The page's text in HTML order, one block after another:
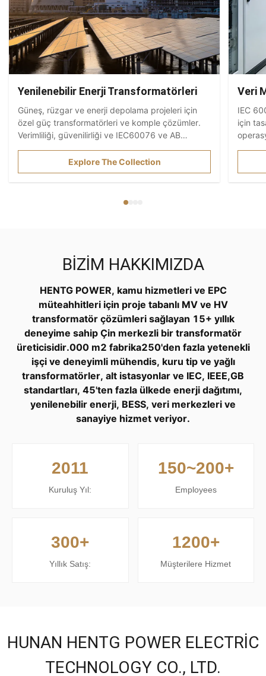
Yenilenebilir Enerji Transformatörleri
Güneş, rüzgar ve enerji depolama projeleri için
özel güç transformatörleri ve komple çözümler.
Verimliliği, güvenilirliği ve IEC60076 ve AB
optimize edin.Explore The Collection
Veri
IEC
için
BIZIM HAKKIMIZDA
HENTG POWER, kamu hizmetleri ve EPC
müteahhitleri için proje tabanlı MV ve HV
transformatör çözümleri sağlayan 15+ yıllık
deneyime sahip Çin merkezli bir transformatör
üreticisidir.000 m2 fabrika250'den fazla yetenekli
işçi ve deneyimli mühendis, kuru tip ve yağlı
transformatörler, alt istasyonlar ve IEC, IEEE,GB
standartları, 45'ten fazla ülkede enerji dağıtımı,
yenilenebilir enerji, BESS, veri merkezleri ve
sanayiye hizmet veriyor.
2011
Kuruluş Yıl:
150~200+
Employees
300+
Yıllık Satış:
1200+
Müşterilere Hizmet
HUNAN HENTG POWER ELECTRIC
TECHNOLOGY CO., LTD.